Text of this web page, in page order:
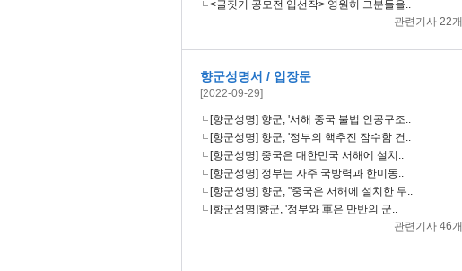
<글짓기 공모전 입선작> 영원히 그분들을..
관련기사 22개
향군성명서 / 입장문
[2022-09-29]
[향군성명] 향군, '서해 중국 불법 인공구조..
[향군성명] 향군, '정부의 핵추진 잠수함 건..
[향군성명] 중국은 대한민국 서해에 설치..
[향군성명] 정부는 자주 국방력과 한미동..
[향군성명] 향군, "중국은 서해에 설치한 무..
[향군성명]향군, '정부와 軍은 만반의 군..
관련기사 46개